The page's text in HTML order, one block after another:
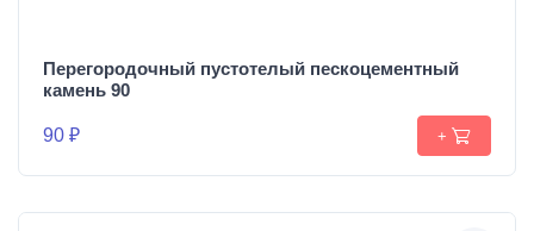
Перегородочный пустотелый пескоцементный
камень 90
90 ₽ +